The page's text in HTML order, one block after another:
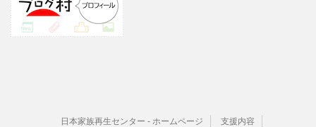
日本家族再生センター - ホームページ
支援内容